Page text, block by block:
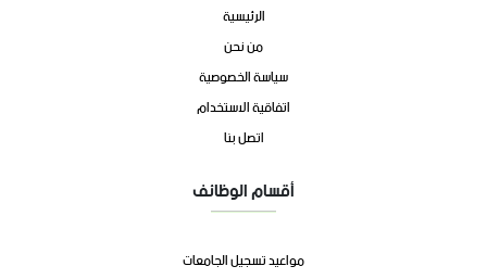
الرئيسية
من نحن
سياسة الخصوصية
اتفاقية الاستخدام
اتصل بنا
أقسام الوظائف
مواعيد تسجيل الجامعات